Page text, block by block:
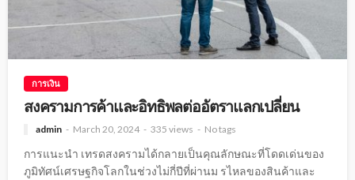
การเงิน
สงครามการค้าและอิทธิพลต่ออัตราแลกเปลี่ยน
admin March 20, 2024 335 views No tags
การแนะนำ เทรดสงครามได้กลายเป็นคุณลักษณะที่โดดเด่นของ
ภูมิทัศน์เศรษฐกิจโลกในช่วงไม่กี่ปีที่ผ่านม รไหลของสินค้าและ